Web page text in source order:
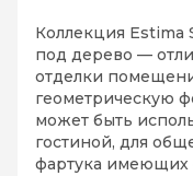
Коллекция Estima
под дерево —
отделки
геометрическую
может быть
гостиной, для
фартука имеющих